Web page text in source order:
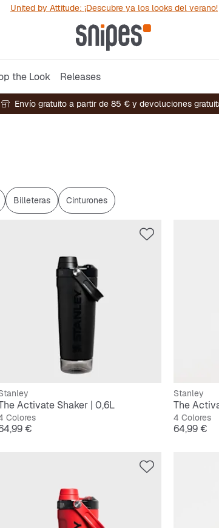
United by Attitude: ¡Descubre ya los looks del verano!
the Look Releases
Envío gratuito a partir de 85 € y devoluciones
Billeteras Cinturones
Activate Shaker | 0,6L
Colores
€
Stanley
The
4 Colores
Precio
64,99 €